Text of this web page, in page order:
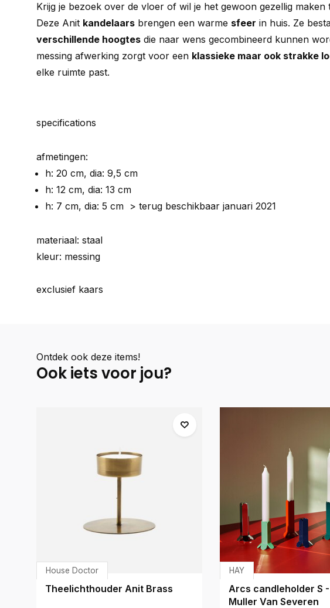
Krijg je bezoek over de vloer of wil je het gewoon gezellig maken
Deze Anit kandelaars brengen een warme sfeer in huis. Ze
verschillende hoogtes die naar wens gecombineerd kunnen
messing afwerking zorgt voor een klassieke maar ook strakke
elke ruimte past.
specifications
afmetingen:
h: 20 cm, dia: 9,5 cm
h: 12 cm, dia: 13 cm
h: 7 cm, dia: 5 cm > terug beschikbaar januari 2021
materiaal: staal
kleur: messing
exclusief kaars
Ontdek ook deze items!
Ook iets voor jou?
House Doctor
Theelichthouder Anit Brass
HAY
Arcs candleholder S
Muller Van Severen